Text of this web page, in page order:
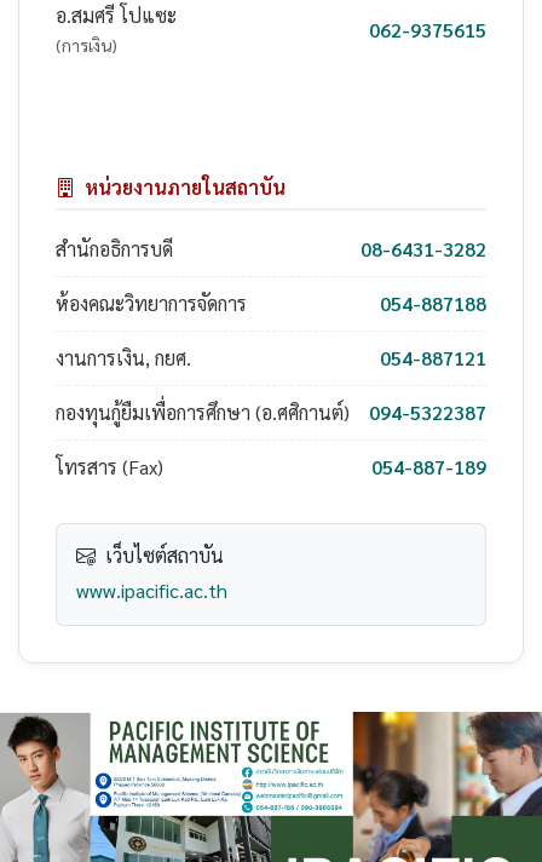
อ.สมศรี โปแซะ
(การเงิน)
062-9375615
หน่วยงานภายในสถาบัน
สำนักอธิการบดี 08-6431-3282
ห้องคณะวิทยาการจัดการ 054-887188
งานการเงิน, กยศ. 054-887121
กองทุนกู้ยืมเพื่อการศึกษา (อ.ศศิกานต์) 094-5322387
โทรสาร (Fax) 054-887-189
เว็บไซต์สถาบัน
www.ipacific.ac.th